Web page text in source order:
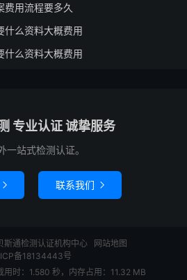
费用流程要多久
什么资料大概费用
什么资料大概费用
专业认证 诚挚服务
一站式检测认证。
 联系我们 
斯通检测认证机构中心
网站地图
备18134443号
时：1.580 秒，内存占用：11.32 MB